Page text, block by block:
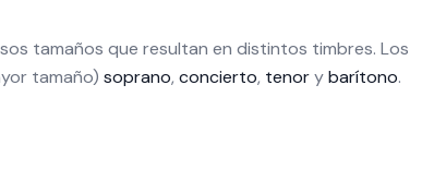
tamaños que resultan en distintos timbres. Los
tamaño) soprano, concierto, tenorybarítono.